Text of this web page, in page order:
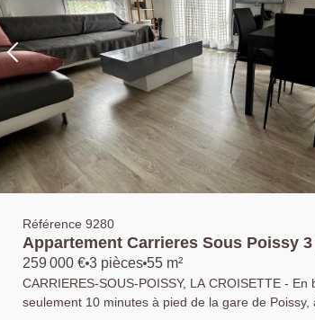
Référence 9280
Appartement Carrieres Sous Poissy
.72 m2
259 000 € 3 pièces 55 m²
CARRIERES-SOUS-POISSY, LA CROISETTE - En bord de Seine et à
seulement 10 minutes à pied de la gare de Poissy,